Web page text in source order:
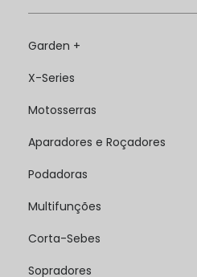
Garden +
X-Series
Motosserras
Aparadores e Roçadores
Podadoras
Multifunções
Corta-Sebes
Sopradores